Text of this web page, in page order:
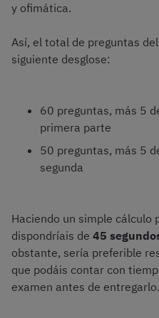
y ofimática.
Así, el total de preguntas
siguiente desglose:
60 preguntas, más 5
primera parte
50 preguntas, más 5
segunda
Haciendo un simple cálculo
dispondríais de 45
obstante, sería preferible
que podáis contar con
examen antes de entregarlo.